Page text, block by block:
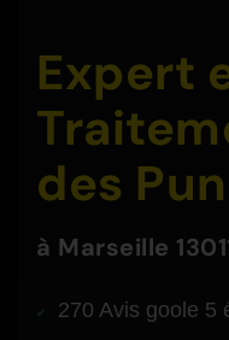
Expert
des
à Marseille
270 Avis goole 5